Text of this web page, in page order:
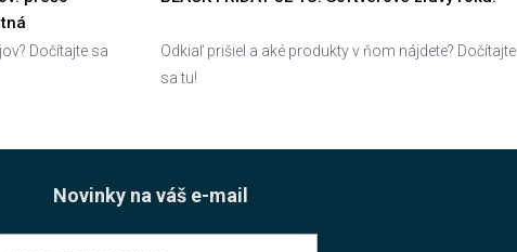
Dočítajte sa
Odkiaľ prišiel a aké produkty v ňom nájdete? Dočítajte
sa tu!
Novinky na váš e-mail